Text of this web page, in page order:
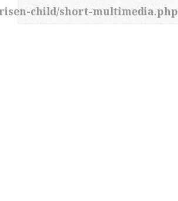
child/short-multimedia.php